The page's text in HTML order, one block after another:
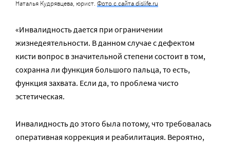
Наталья Кудрявцева, юрист. Фото с сайта dislife.ru
«Инвалидность дается при ограничении
жизнедеятельности. В данном случае с дефектом
кисти вопрос в значительной степени состоит в том,
сохранна ли функция большого пальца, то есть,
функция захвата. Если да, то проблема чисто
эстетическая.
Инвалидность до этого была потому, что требовалась
оперативная коррекция и реабилитация. Вероятно,